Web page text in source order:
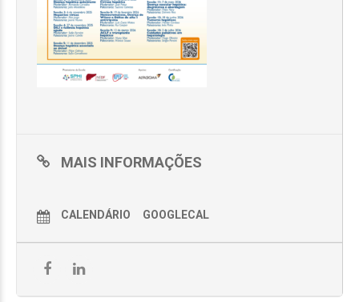
MAIS INFORMAÇÕES
CALENDÁRIO GOOGLECAL